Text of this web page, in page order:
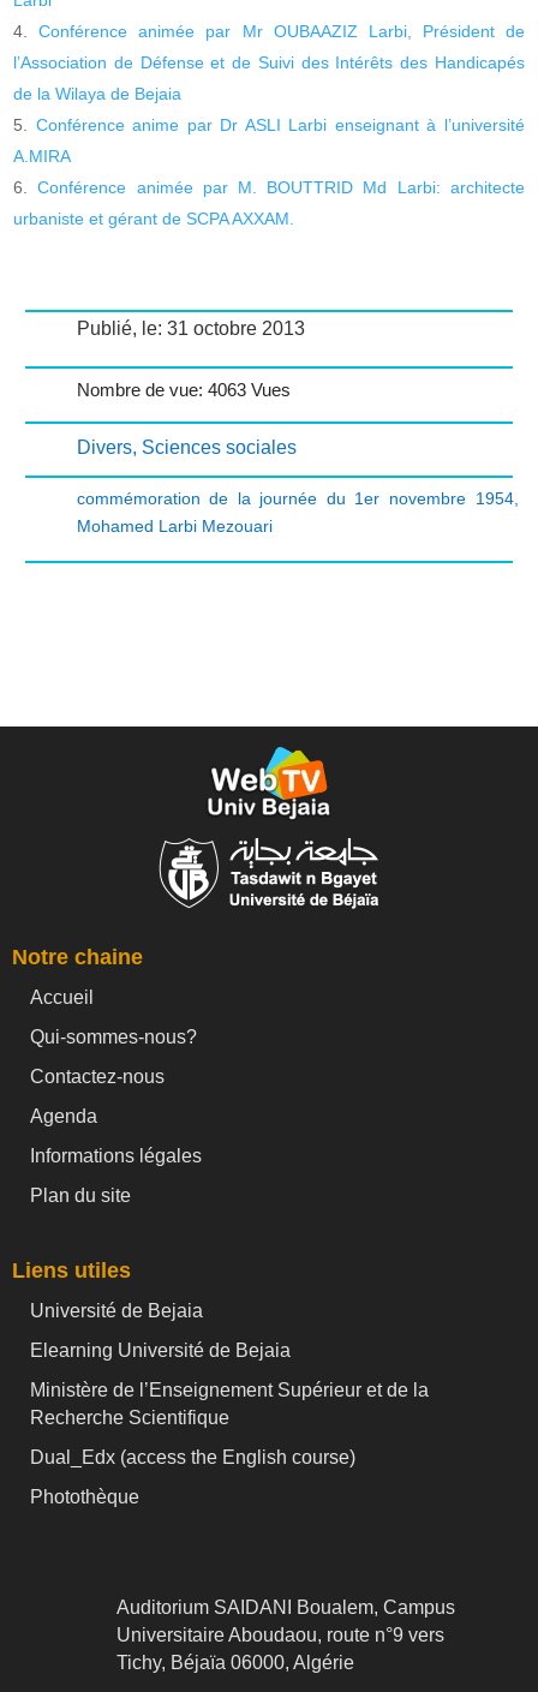
Conférence animée par Mr OUBAAZIZ Larbi, Président de
l’Association de Défense et de Suivi des Intérêts des Handicapés
de la Wilaya de Bejaia
Conférence anime par Dr ASLI Larbi enseignant à l’université
A.MIRA
Conférence animée par M. BOUTTRID Md Larbi: architecte
urbaniste et gérant de SCPA AXXAM.
Publié, le: 31 octobre 2013
Nombre de vue: 4063 Vues
Divers, Sciences sociales
commémoration de la journée du 1er novembre 1954,
Mohamed Larbi Mezouari
Notre chaine
Accueil
Qui-sommes-nous?
Contactez-nous
Agenda
Informations légales
Plan du site
Liens utiles
Université de Bejaia
Elearning Université de Bejaia
Ministère de l’Enseignement Supérieur et de la
Recherche Scientifique
Dual_Edx (access the English course)
Photothèque
Auditorium SAIDANI Boualem, Campus
Universitaire Aboudaou, route n°9 vers
Tichy, Béjaïa 06000, Algérie